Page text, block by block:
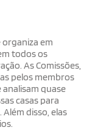
organiza em
todos os
As Comissões,
pelos membros
analisam quase
casas para
disso, elas